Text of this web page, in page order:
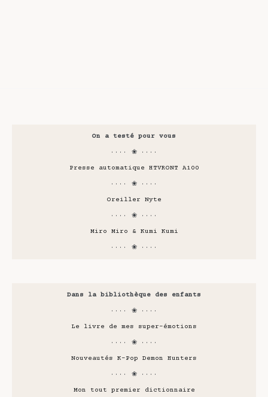
On a testé pour vous
···· ❀ ····
Presse automatique HTVRONT A100
···· ❀ ····
Oreiller Nyte
···· ❀ ····
Miro Miro & Kumi Kumi
···· ❀ ····
Dans la bibliothèque des enfants
···· ❀ ····
Le livre de mes super-émotions
···· ❀ ····
Nouveautés K-Pop Demon Hunters
···· ❀ ····
Mon tout premier dictionnaire